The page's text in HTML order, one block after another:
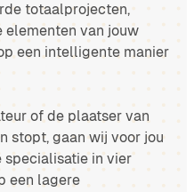
totaalprojecten,
van jouw
een intelligente manier
of de plaatser van
stopt, gaan wij voor jou
specialisatie in vier
een lagere